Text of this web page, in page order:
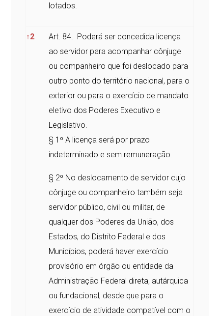
lotados.
↑2
Art. 84. Poderá ser concedida licença
ao servidor para acompanhar cônjuge
ou companheiro que foi deslocado para
outro ponto do território nacional, para o
exterior ou para o exercício de mandato
eletivo dos Poderes Executivo e
Legislativo.
§ 1º A licença será por prazo
indeterminado e sem remuneração.
§ 2º No deslocamento de servidor cujo
cônjuge ou companheiro também seja
servidor público, civil ou militar, de
qualquer dos Poderes da União, dos
Estados, do Distrito Federal e dos
Municípios, poderá haver exercício
provisório em órgão ou entidade da
Administração Federal direta, autárquica
ou fundacional, desde que para o
exercício de atividade compatível com o